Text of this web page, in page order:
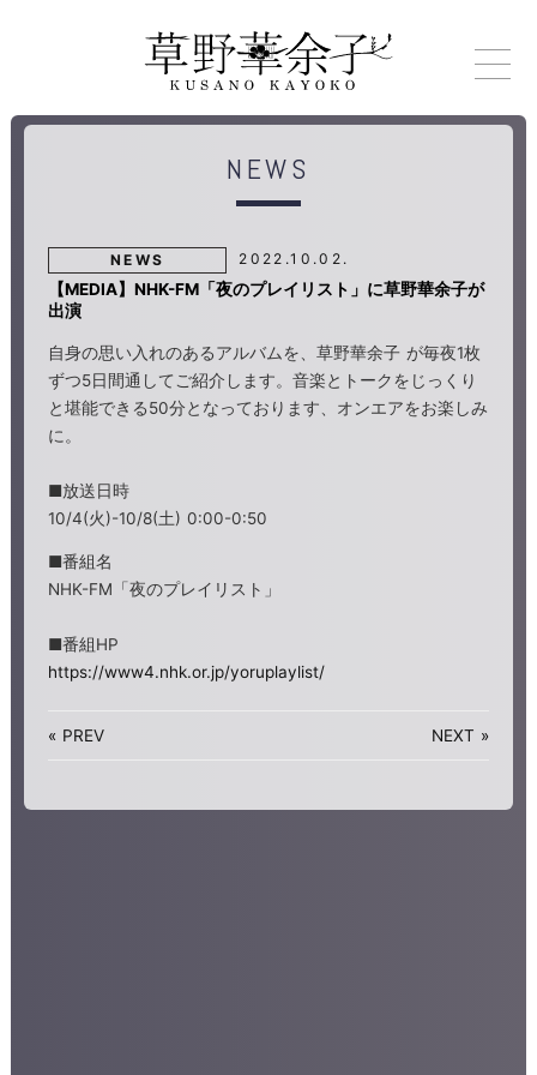
NEWS
NEWS 2022.10.02.
【MEDIA】NHK-FM「夜のプレイリスト」に草野華余子が
出演
自身の思い入れのあるアルバムを、草野華余子 が毎夜1枚
ずつ5日間通してご紹介します。音楽とトークをじっくり
と堪能できる50分となっております、オンエアをお楽しみ
に。
■放送日時
10/4(火)-10/8(土) 0:00-0:50
■番組名
NHK-FM「夜のプレイリスト」
■番組HP
https://www4.nhk.or.jp/yoruplaylist/
« PREV NEXT »